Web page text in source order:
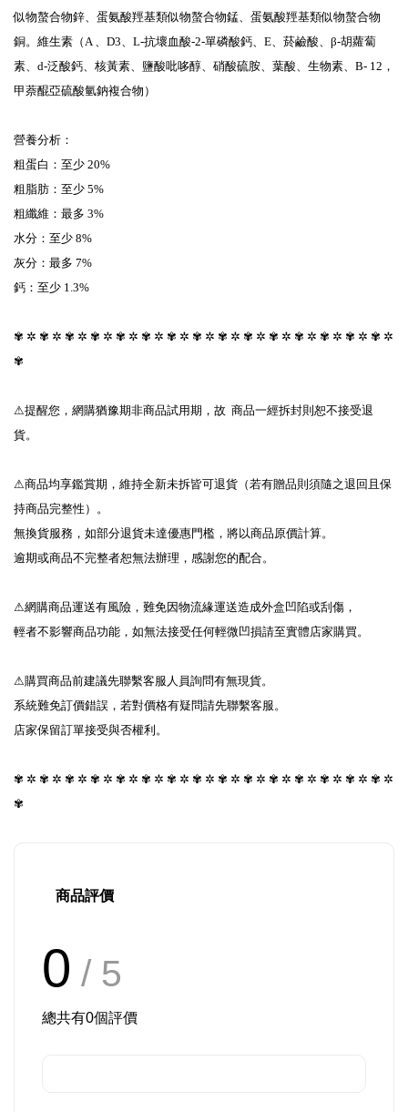
似物螯合物鋅、蛋氨酸羥基類似物螯合物錳、蛋氨酸羥基類似物螯合物
銅。維生素（A 、D3、L-抗壞血酸-2-單磷酸鈣、E、菸鹼酸、β-胡蘿蔔
素、d-泛酸鈣、核黃素、鹽酸吡哆醇、硝酸硫胺、葉酸、生物素、B- 12，
甲萘醌亞硫酸氫鈉複合物）
營養分析：
粗蛋白：至少 20%
粗脂肪：至少 5%
粗纖維：最多 3%
水分：至少 8%
灰分：最多 7%
鈣：至少 1.3%
✾ ✲ ✾ ✲ ✾ ✲ ✾ ✲ ✾ ✲ ✾ ✲ ✾ ✲ ✾ ✲ ✾ ✲ ✾ ✲ ✾ ✲ ✾ ✲ ✾ ✲ ✾ ✲ ✾ ✲
✾
⚠提醒您，網購猶豫期非商品試用期，故  商品一經拆封則恕不接受退
貨。
⚠商品均享鑑賞期，維持全新未拆皆可退貨（若有贈品則須隨之退回且保
持商品完整性）。
無換貨服務，如部分退貨未達優惠門檻，將以商品原價計算。
逾期或商品不完整者恕無法辦理，感謝您的配合。
⚠網購商品運送有風險，難免因物流緣運送造成外盒凹陷或刮傷，
輕者不影響商品功能，如無法接受任何輕微凹損請至實體店家購買。
⚠購買商品前建議先聯繫客服人員詢問有無現貨。
系統難免訂價錯誤，若對價格有疑問請先聯繫客服。
店家保留訂單接受與否權利。
✾ ✲ ✾ ✲ ✾ ✲ ✾ ✲ ✾ ✲ ✾ ✲ ✾ ✲ ✾ ✲ ✾ ✲ ✾ ✲ ✾ ✲ ✾ ✲ ✾ ✲ ✾ ✲ ✾ ✲
✾
商品評價
0 / 5
總共有0個評價